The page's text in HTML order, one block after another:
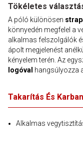
Tökéletes
A póló különösen
könnyedén megfelel a
alkalmas felszolgálók
ápolt megjelenést
kényelem terén. Az
logóval hangsúlyozza
Takarítás És
Alkalmas